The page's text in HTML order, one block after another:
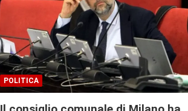
POLITICA